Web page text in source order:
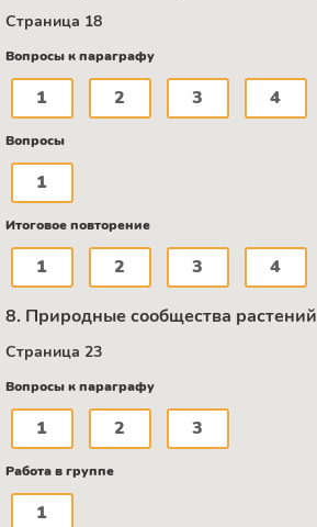
Страница 18
Вопросы к параграфу
1 2 3 4
Вопросы
1
Итоговое повторение
1 2 3 4
8. Природные сообщества растений
Страница 23
Вопросы к параграфу
1 2 3
Работа в группе
1